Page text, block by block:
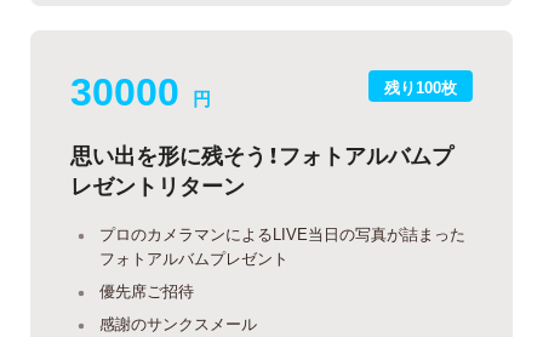
残り100枚
30000 円
思い出を形に残そう！フォトアルバムプ
レゼントリターン
プロのカメラマンによるLIVE当日の写真が詰まった
フォトアルバムプレゼント
優先席ご招待
感謝のサンクスメール